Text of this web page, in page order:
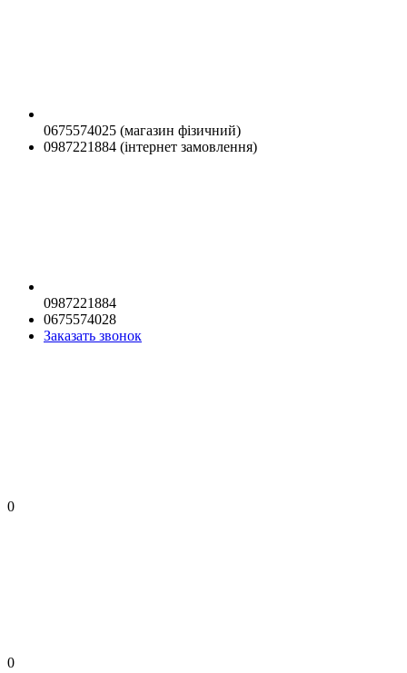
0675574025 (магазин фізичний)
0987221884 (інтернет замовлення)
0987221884
0675574028
Заказать звонок
0
0